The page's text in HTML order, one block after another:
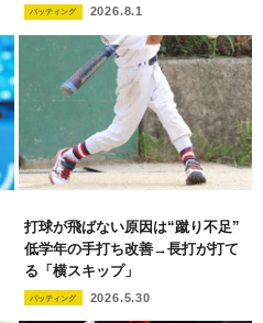
バッティング 2026.8.1
打球が飛ばない原因は“蹴り不足”
低学年の手打ち改善→長打が打て
る「横スキップ」
バッティング 2026.5.30